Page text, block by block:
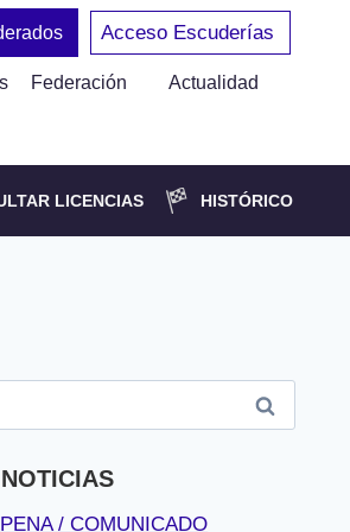
Acceso Escuderías
Federación Actualidad
LICENCIAS HISTÓRICO
/ COMUNICADO